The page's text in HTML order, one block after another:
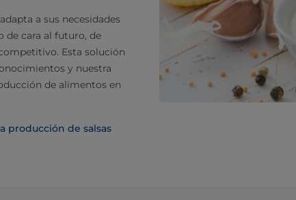
a sus necesidades
de cara al futuro, de
Esta solución
y nuestra
de alimentos en
producción de salsas